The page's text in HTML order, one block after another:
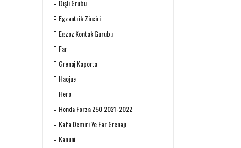
Dişli Grubu
Egzantrik Zinciri
Egzoz Kontak Gurubu
Far
Grenaj Kaporta
Haojue
Hero
Honda Forza 250 2021-2022
Kafa Demiri Ve Far Grenajı
Kanuni